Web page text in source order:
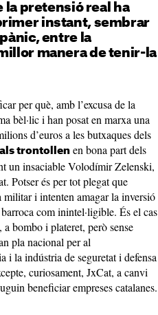
la pretensió real ha
instant, sembrar
entre la
manera de tenir-la
per què, amb l’excusa de la
bèl·lic i han posat en marxa una
d’euros a les butxaques dels
trontollen en bona part dels
un insaciable Volodímir Zelenski,
Potser és per tot plegat que
i intenten amagar la inversió
com inintel·ligible. És el cas
bombo i plateret, però sense
pla nacional per al
i la indústria de seguretat i defensa
curiosament, JxCat, a canvi
beneficiar empreses catalanes.